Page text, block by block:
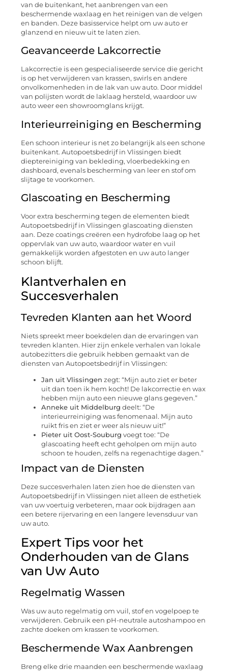
van de buitenkant, het aanbrengen van een
beschermende waxlaag en het reinigen van de velgen
en banden. Deze basisservice helpt om uw auto er
glanzend en nieuw uit te laten zien.
Geavanceerde Lakcorrectie
Lakcorrectie is een gespecialiseerde service die gericht
is op het verwijderen van krassen, swirls en andere
onvolkomenheden in de lak van uw auto. Door middel
van polijsten wordt de laklaag hersteld, waardoor uw
auto weer een showroomglans krijgt.
Interieurreiniging en Bescherming
Een schoon interieur is net zo belangrijk als een schone
buitenkant. Autopoetsbedrijf in Vlissingen biedt
dieptereiniging van bekleding, vloerbedekking en
dashboard, evenals bescherming van leer en stof om
slijtage te voorkomen.
Glascoating en Bescherming
Voor extra bescherming tegen de elementen biedt
Autopoetsbedrijf in Vlissingen glascoating diensten
aan. Deze coatings creëren een hydrofobe laag op het
oppervlak van uw auto, waardoor water en vuil
gemakkelijk worden afgestoten en uw auto langer
schoon blijft.
Klantverhalen en
Succesverhalen
Tevreden Klanten aan het Woord
Niets spreekt meer boekdelen dan de ervaringen van
tevreden klanten. Hier zijn enkele verhalen van lokale
autobezitters die gebruik hebben gemaakt van de
diensten van Autopoetsbedrijf in Vlissingen:
Jan uit Vlissingen zegt: “Mijn auto ziet er beter
uit dan toen ik hem kocht! De lakcorrectie en wax
hebben mijn auto een nieuwe glans gegeven.”
Anneke uit Middelburg deelt: “De
interieurreiniging was fenomenaal. Mijn auto
ruikt fris en ziet er weer als nieuw uit!”
Pieter uit Oost-Souburg voegt toe: “De
glascoating heeft echt geholpen om mijn auto
schoon te houden, zelfs na regenachtige dagen.”
Impact van de Diensten
Deze succesverhalen laten zien hoe de diensten van
Autopoetsbedrijf in Vlissingen niet alleen de esthetiek
van uw voertuig verbeteren, maar ook bijdragen aan
een betere rijervaring en een langere levensduur van
uw auto.
Expert Tips voor het
Onderhouden van de Glans
van Uw Auto
Regelmatig Wassen
Was uw auto regelmatig om vuil, stof en vogelpoep te
verwijderen. Gebruik een pH-neutrale autoshampoo en
zachte doeken om krassen te voorkomen.
Beschermende Wax Aanbrengen
Breng elke drie maanden een beschermende waxlaag